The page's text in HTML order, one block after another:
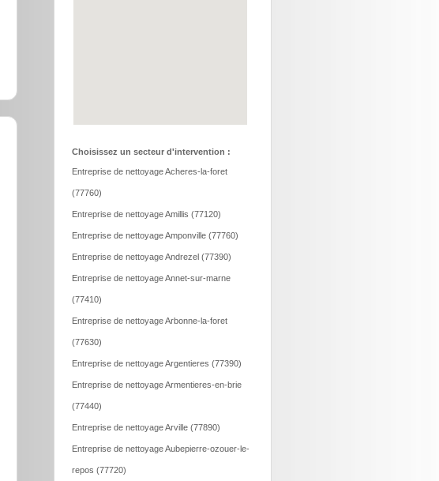
Choisissez un secteur d'intervention :
Entreprise de nettoyage Acheres-la-foret
(77760)
Entreprise de nettoyage Amillis (77120)
Entreprise de nettoyage Amponville (77760)
Entreprise de nettoyage Andrezel (77390)
Entreprise de nettoyage Annet-sur-marne
(77410)
Entreprise de nettoyage Arbonne-la-foret
(77630)
Entreprise de nettoyage Argentieres (77390)
Entreprise de nettoyage Armentieres-en-brie
(77440)
Entreprise de nettoyage Arville (77890)
Entreprise de nettoyage Aubepierre-ozouer-le-
repos (77720)